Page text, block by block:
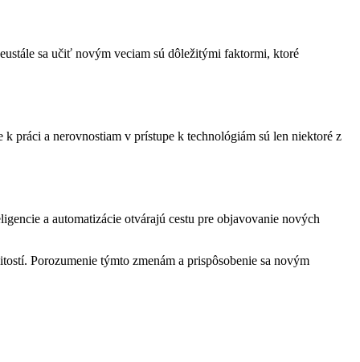
sa učiť novým veciam sú dôležitými faktormi, ktoré
práci a nerovnostiam v prístupe k technológiám sú len niektoré z
a automatizácie otvárajú cestu pre objavovanie nových
Porozumenie týmto zmenám a prispôsobenie sa novým